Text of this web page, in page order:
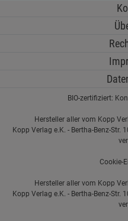
BIO-zertifiziert:
Hersteller aller vom Kopp
Kopp Verlag e.K. - Bertha-Benz-Str.
Cookie-
Hersteller aller vom Kopp
Kopp Verlag e.K. - Bertha-Benz-Str.